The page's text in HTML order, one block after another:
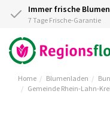
Immer frische Blumen
7 Tage Frische-Garantie
Home Blumenladen
Gemeinde Rhein-Lahn-